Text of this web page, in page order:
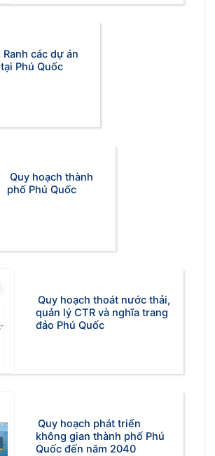
Ranh các dự án
tại Phú Quốc
Quy hoạch thành
phố Phú Quốc
Quy hoạch thoát nước thải,
quản lý CTR và nghĩa trang
đảo Phú Quốc
Quy hoạch phát triển
không gian thành phố Phú
Quốc đến năm 2040